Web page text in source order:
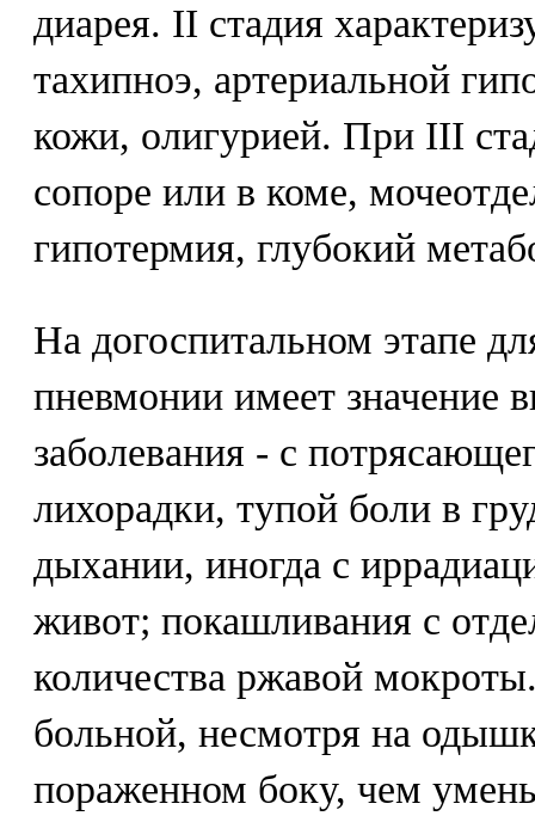
диарея. II стадия
тахипноэ, артериальной
кожи, олигурией. При III
сопоре или в коме,
гипотермия, глубокий
На догоспитальном этапе
пневмонии имеет значение
заболевания - с
лихорадки, тупой боли в
дыхании, иногда с
живот; покашливания с
количества ржавой
больной, несмотря на
пораженном боку, чем